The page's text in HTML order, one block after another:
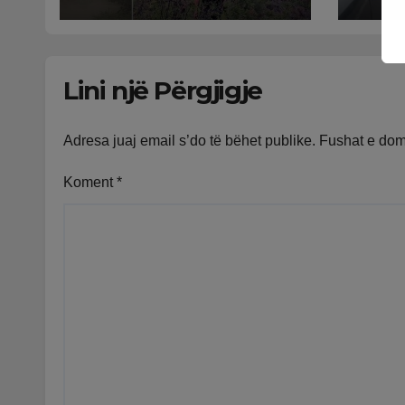
në
Lini një Përgjigje
Adresa juaj email s’do të bëhet publike. Fushat e
Koment *